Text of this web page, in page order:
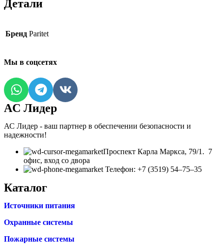
Детали
Бренд Paritet
Мы в соцсетях
AC Лидер
АС Лидер - ваш партнер в обеспечении безопасности и
надежности!
​Проспект Карла Маркса, 79/1. 7
офис, вход со двора
Телефон: +7 (3519) 54‒75‒35
Каталог
Источники питания
Охранные системы
Пожарные системы